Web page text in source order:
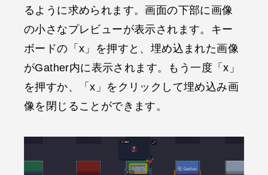
るように求められます。画面の下部に画像
の小さなプレビューが表示されます。キー
ボードの「x」を押すと、埋め込まれた画像
がGather内に表示されます。もう一度「x」
を押すか、「x」をクリックして埋め込み画
像を閉じることができます。